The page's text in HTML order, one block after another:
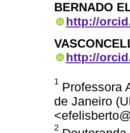
BERNADO
http://
http://
1 Professora
de Janeiro
2